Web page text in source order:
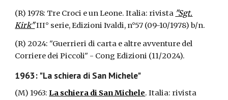
(R) 1978: Tre Croci e un Leone. Italia: rivista "Sgt.
Kirk"III° serie, Edizioni Ivaldi, n°57 (09-10/1978) b/n.
(R) 2024: "Guerrieri di carta e altre avventure del
Corriere dei Piccoli" - Cong Edizioni (11/2024).
1963: "La schiera di San Michele"
(M) 1963:La schiera di San Michele. Italia: rivista